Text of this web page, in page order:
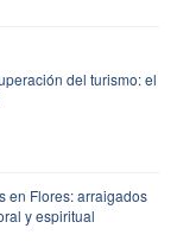
del turismo: el
en Flores: arraigados
y espiritual